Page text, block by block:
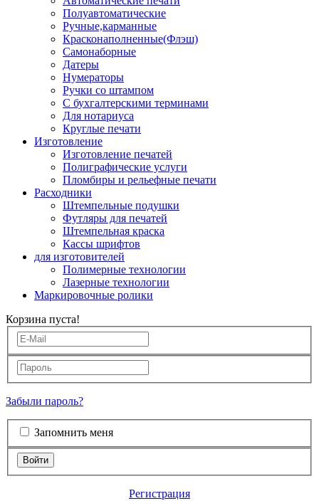
Полуавтоматические
Ручные,карманные
Красконаполненные(Флэш)
Самонаборные
Датеры
Нумераторы
Ручки со штампом
С бухгалтерскими терминами
Для нотариуса
Круглые печати
Изготовление
Изготовление печатей
Полиграфические услуги
Пломбиры и рельефные печати
Расходники
Штемпельные подушки
Футляры для печатей
Штемпельная краска
Кассы шрифтов
для изготовителей
Полимерные технологии
Лазерные технологии
Маркировочные ролики
Корзина пуста!
Забыли пароль?
Запомнить меня
Войти
Регистрация